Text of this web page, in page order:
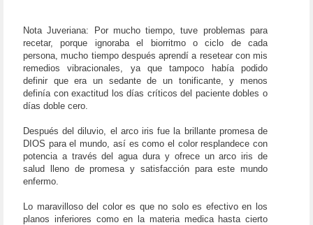
Nota Juveriana: Por mucho tiempo, tuve problemas para
recetar, porque ignoraba el biorritmo o ciclo de cada
persona, mucho tiempo después aprendí a resetear con mis
remedios vibracionales, ya que tampoco había podido
definir que era un sedante de un tonificante, y menos
definía con exactitud los días críticos del paciente dobles o
días doble cero.
Después del diluvio, el arco iris fue la brillante promesa de
DIOS para el mundo, así es como el color resplandece con
potencia a través del agua dura y ofrece un arco iris de
salud lleno de promesa y satisfacción para este mundo
enfermo.
Lo maravilloso del color es que no solo es efectivo en los
planos inferiores como en la materia medica hasta cierto